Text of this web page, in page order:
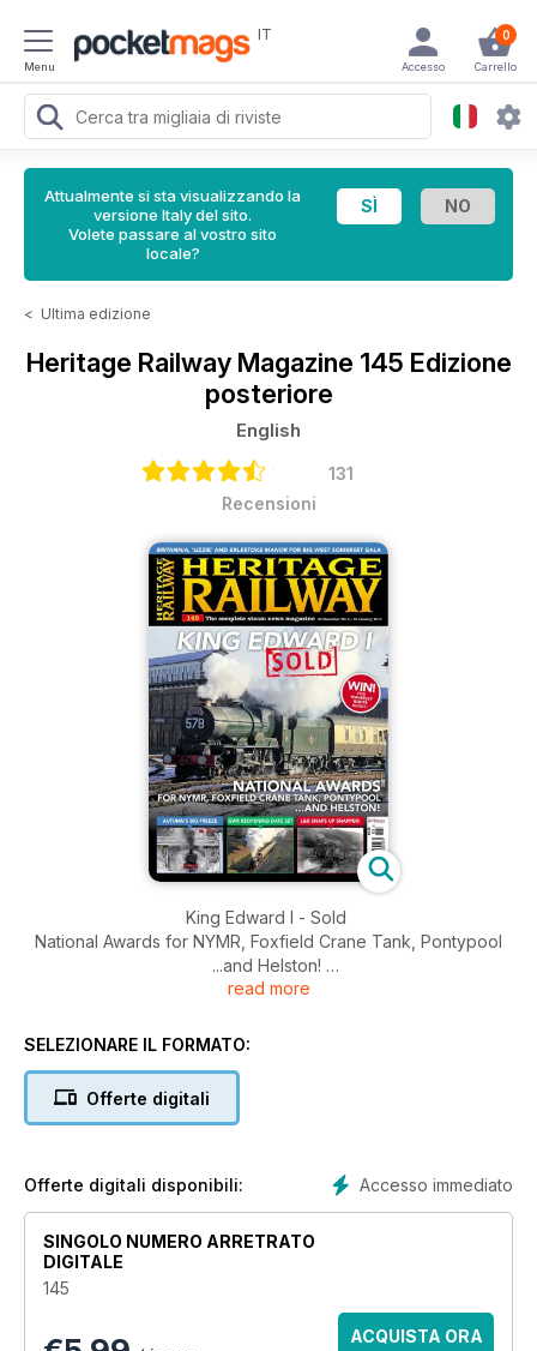
Menu
IT 0
Carrello
Accesso
Attualmente si sta visualizzando la
versione Italy del sito.
Volete passare al vostro sito
locale?
< Ultima edizione
Heritage Railway Magazine 145 Edizione
posteriore
English
131
Recensioni
King Edward I - Sold
National Awards for NYMR, Foxfield Crane Tank, Pontypool
...and Helston!
Britannia, 'Lizzie' and Erlestoke Manor for big West Somerset
Autumn's Big Freeze - GWR Reopening Date Set - L&B Snaps
read more
SELEZIONARE IL FORMATO:
Offerte digitali
Accesso immediato
Offerte digitali disponibili:
SINGOLO NUMERO ARRETRATO
DIGITALE
145
ACQUISTA ORA